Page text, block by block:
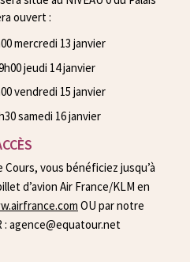
ouvert :
mercredi 13 janvier
jeudi 14 janvier
vendredi 15 janvier
samedi 16 janvier
vous bénéficiez jusqu’à
d’avion Air France/KLM en
OU par notre
: agence@equatour.net